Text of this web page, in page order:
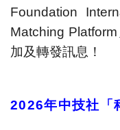
Foundation
Matching
加及轉發訊息！
2026年中技社「